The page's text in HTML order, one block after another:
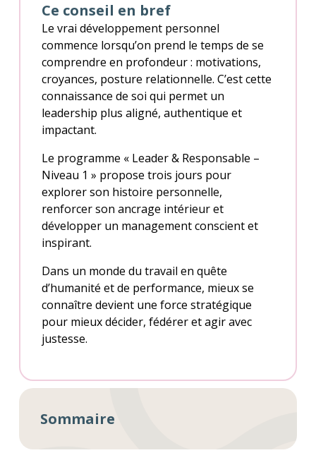
Ce conseil en bref
Le vrai développement personnel
commence lorsqu’on prend le temps de se
comprendre en profondeur : motivations,
croyances, posture relationnelle. C’est cette
connaissance de soi qui permet un
leadership plus aligné, authentique et
impactant.
Le programme « Leader & Responsable –
Niveau 1 » propose trois jours pour
explorer son histoire personnelle,
renforcer son ancrage intérieur et
développer un management conscient et
inspirant.
Dans un monde du travail en quête
d’humanité et de performance, mieux se
connaître devient une force stratégique
pour mieux décider, fédérer et agir avec
justesse.
Sommaire